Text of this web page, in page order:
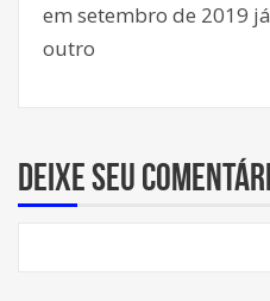
em setembro de 2019
outro
Deixe seu